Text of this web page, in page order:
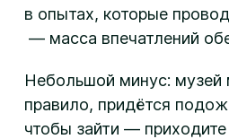
в опытах, которые
— масса впечатлений
Небольшой минус: музей
правило, придётся
чтобы зайти —